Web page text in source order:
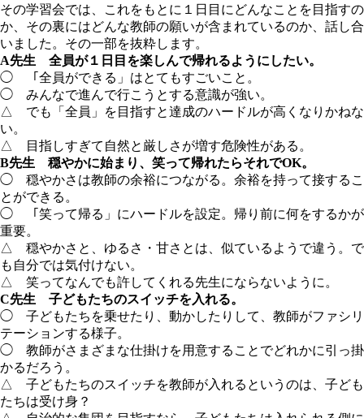
その学習会では、これをもとに１日目にどんなことを目指すの
か、その裏にはどんな教師の願いが含まれているのか、話し合
いました。その一部を抜粋します。
A先生 全員が１日目を楽しんで帰れるようにしたい。
◯ 「全員ができる」はとてもすごいこと。
◯ みんなで進んで行こうとする意識が強い。
△ でも「全員」を目指すと達成のハードルが高くなりかねな
い。
△ 目指しすぎて自然と厳しさが増す危険性がある。
B先生 穏やかに始まり、笑って帰れたらそれでOK。
◯ 穏やかさは教師の余裕につながる。余裕を持って接するこ
とができる。
◯ 「笑って帰る」にハードルを設定。帰り前に何をするかが
重要。
△ 穏やかさと、ゆるさ・甘さとは、似ているようで違う。で
も自分では気付けない。
△ 笑ってなんでも許してくれる先生にならないように。
C先生 子どもたちのスイッチを入れる。
◯ 子どもたちを乗せたり、動かしたりして、教師がファシリ
テーションする様子。
◯ 教師がさまざまな仕掛けを用意することでどれかに引っ掛
かるだろう。
△ 子どもたちのスイッチを教師が入れるというのは、子ども
たちは受け身？